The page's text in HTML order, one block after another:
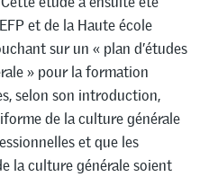
et de la Haute école
sur un « plan d’études
» pour la formation
selon son introduction,
de la culture générale
et que les
la culture générale soient